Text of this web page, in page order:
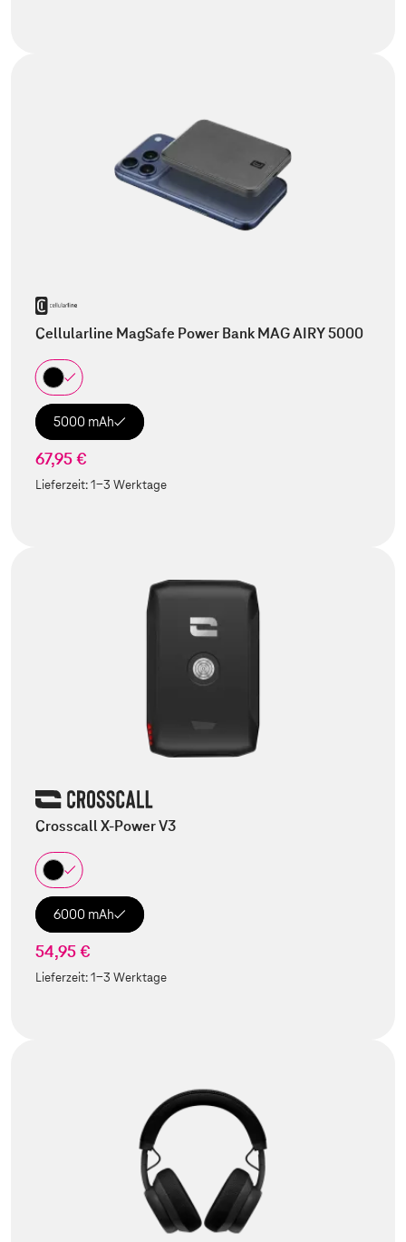
Cellularline MagSafe Power Bank MAG AIRY 5000
5000 mAh
67,95 €
Lieferzeit:1-3 Werktage
Crosscall X-Power V3
6000 mAh
54,95 €
Lieferzeit:1-3 Werktage